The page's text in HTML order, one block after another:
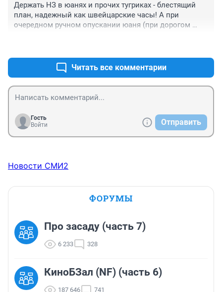
Держать НЗ в юанях и прочих тугриках - блестящий
план, надежный как швейцарские часы! А при
очередном ручном опускании юаня (при дорогом
Читать все комментарии
Гость
Войти
Отправить
Новости СМИ2
ФОРУМЫ
Про засаду (часть 7)
6 233 328
КиноБЗал (NF) (часть 6)
187 646 741